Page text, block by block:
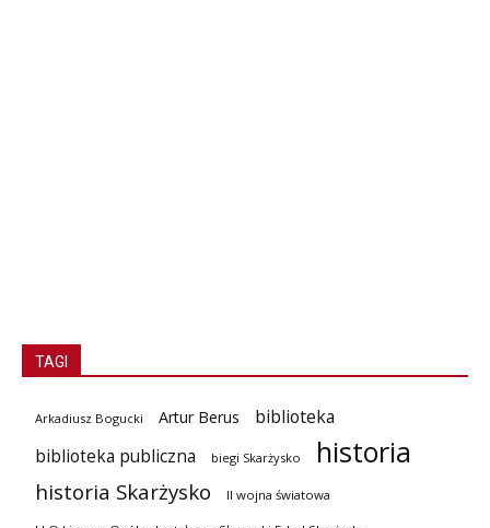
TAGI
Arkadiusz Bogucki Artur Berus
biblioteka
biblioteka publiczna
biegi Skarżysko historia
historia Skarżysko II wojna światowa